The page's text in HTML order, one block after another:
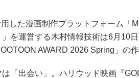
した漫画制作プラットフォーム「
」を運営する木村情報技術は6月10
AWARD 2026 Spring」の
「出会い」。ハリウッド映画『